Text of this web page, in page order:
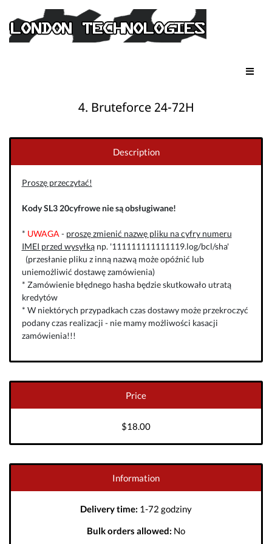
4. Bruteforce 24-72H
Description
Proszę przeczytać!
Kody SL3 20cyfrowe nie są obsługiwane!
* UWAGA - proszę zmienić nazwę pliku na cyfry numeru
IMEI przed wysyłkąnp. '111111111111119.log/bcl/sha'
(przesłanie pliku z inną nazwą może opóźnić lub
uniemożliwić dostawę zamówienia)
* Zamówienie błędnego hasha będzie skutkowało utratą
kredytów
* W niektórych przypadkach czas dostawy może przekroczyć
podany czas realizacji - nie mamy możliwości kasacji
zamówienia!!!
Price
$18.00
Information
Delivery time: 1-72 godziny
Bulk orders allowed: No